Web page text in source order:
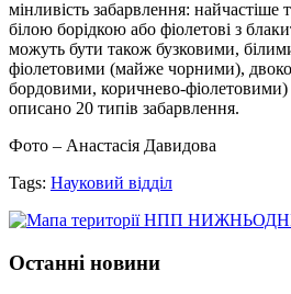
мінливість забарвлення: найчастіше
білою борідкою або фіолетові з
можуть бути також бузковими,
фіолетовими (майже чорними),
бордовими, коричнево-фіолетовими)
описано 20 типів забарвлення.
Фото – Анастасія Давидова
Tags: Науковий відділ
Останні новини